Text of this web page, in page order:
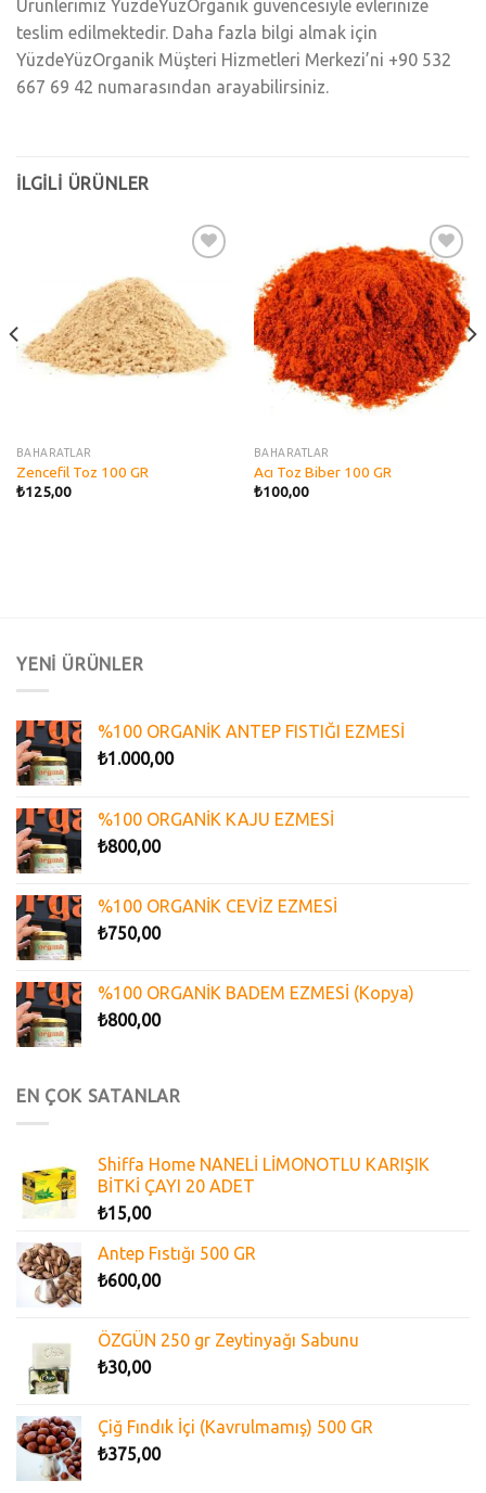
Ürünlerimiz YüzdeYüzOrganik güvencesiyle evlerinize
teslim edilmektedir. Daha fazla bilgi almak için
YüzdeYüzOrganik Müşteri Hizmetleri Merkezi’ni +90 532
667 69 42 numarasından arayabilirsiniz.
İLGILI ÜRÜNLER
BAHARATLAR
Zencefil Toz 100 GR
₺125,00
Add to
wishlist
BAHARATLAR
Acı Toz Biber 100 GR
₺100,00
YENİ ÜRÜNLER
%100 ORGANİK ANTEP FISTIĞI EZMESİ
₺1.000,00
%100 ORGANİK KAJU EZMESİ
₺800,00
%100 ORGANİK CEVİZ EZMESİ
₺750,00
%100 ORGANİK BADEM EZMESİ (Kopya)
₺800,00
EN ÇOK SATANLAR
Shiffa Home NANELİ LİMONOTLU KARIŞIK
BİTKİ ÇAYI 20 ADET
₺15,00
Antep Fıstığı 500 GR
₺600,00
ÖZGÜN 250 gr Zeytinyağı Sabunu
₺30,00
Çiğ Fındık İçi (Kavrulmamış) 500 GR
₺375,00